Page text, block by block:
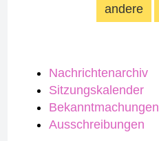
Nachrichtenarchiv
Sitzungskalender
Bekanntmachungen
Ausschreibungen
andere